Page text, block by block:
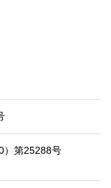
）第25288号